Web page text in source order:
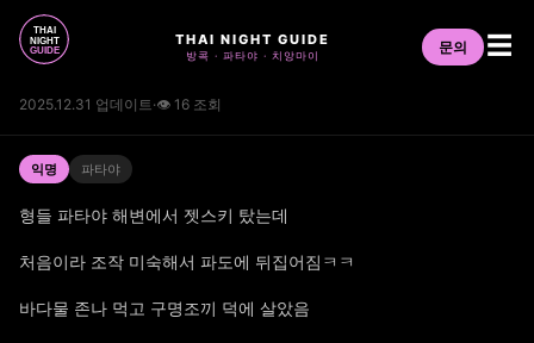
THAI NIGHT GUIDE
방콕 · 파타야 · 치앙마이 문의 ☰
2025.12.31 업데이트·👁 16 조회
익명 파타야
형들 파타야 해변에서 젯스키 탔는데
처음이라 조작 미숙해서 파도에 뒤집어짐ㅋㅋ
바다물 존나 먹고 구명조끼 덕에 살았음